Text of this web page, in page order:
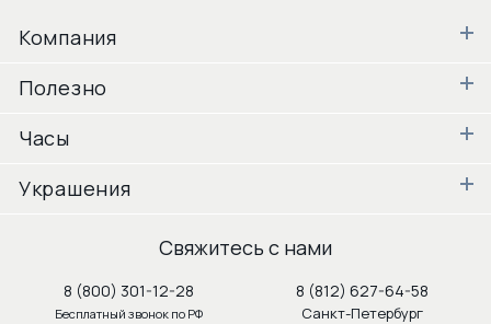
Компания
Полезно
Часы
Украшения
Свяжитесь с нами
8 (800) 301-12-28
Бесплатный звонок по РФ
8 (812) 627-64-58
Санкт-Петербург